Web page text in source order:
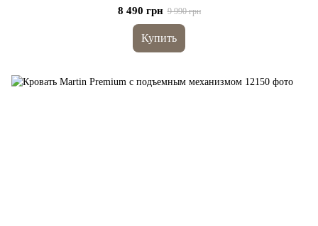
8 490 грн 9 990 грн
Купить